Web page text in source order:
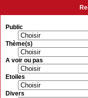
Public
Thème(s)
A voir ou pas
Etoiles
Divers